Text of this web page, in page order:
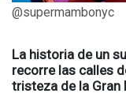
@supermambonyc
La historia de un
recorre las calles
tristeza de la Gran